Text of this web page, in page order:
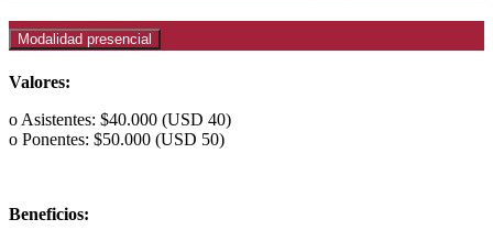
Modalidad presencial
Valores:
o Asistentes: $40.000 (USD 40)
o Ponentes: $50.000 (USD 50)
Beneficios: